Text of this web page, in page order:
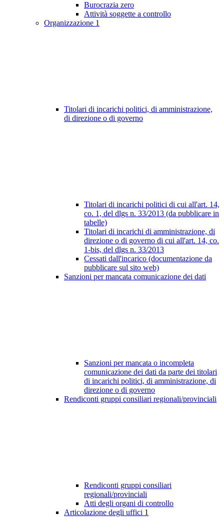
Burocrazia zero
Attività soggette a controllo
Organizzazione 1
Titolari di incarichi politici, di amministrazione,
di direzione o di governo
Titolari di incarichi politici di cui all'art. 14,
co. 1, del dlgs n. 33/2013 (da pubblicare in
tabelle)
Titolari di incarichi di amministrazione, di
direzione o di governo di cui all'art. 14, co.
1-bis, del dlgs n. 33/2013
Cessati dall'incarico (documentazione da
pubblicare sul sito web)
Sanzioni per mancata comunicazione dei dati
Sanzioni per mancata o incompleta
comunicazione dei dati da parte dei titolari
di incarichi politici, di amministrazione, di
direzione o di governo
Rendiconti gruppi consiliari regionali/provinciali
Rendiconti gruppi consiliari
regionali/provinciali
Atti degli organi di controllo
Articolazione degli uffici 1